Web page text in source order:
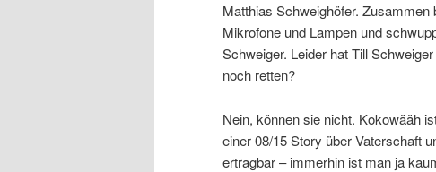
Matthias Schweighöfer.
Mikrofone und Lampen und
Schweiger. Leider hat Till
noch retten?
Nein, können sie nicht. Kokowääh
einer 08/15 Story über Vaterschaft
ertragbar – immerhin ist man ja